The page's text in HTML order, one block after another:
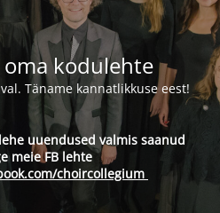
kodulehte
Täname kannatlikkuse eest!
uuendused valmis saanud
meie FB lehte
choircollegium